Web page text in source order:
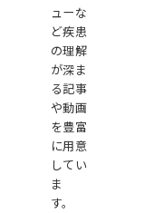
ューな
ど疾患
の理解
が深ま
る記事
や動画
を豊富
に用意
してい
ま
す。